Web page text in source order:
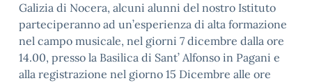
Galizia di Nocera, alcuni alunni del nostro Istituto
parteciperanno ad un’esperienza di alta formazione
nel campo musicale, nel giorni 7 dicembre dalla ore
14.00, presso la Basilica di Sant’ Alfonso in Pagani e
alla registrazione nel giorno 15 Dicembre alle ore